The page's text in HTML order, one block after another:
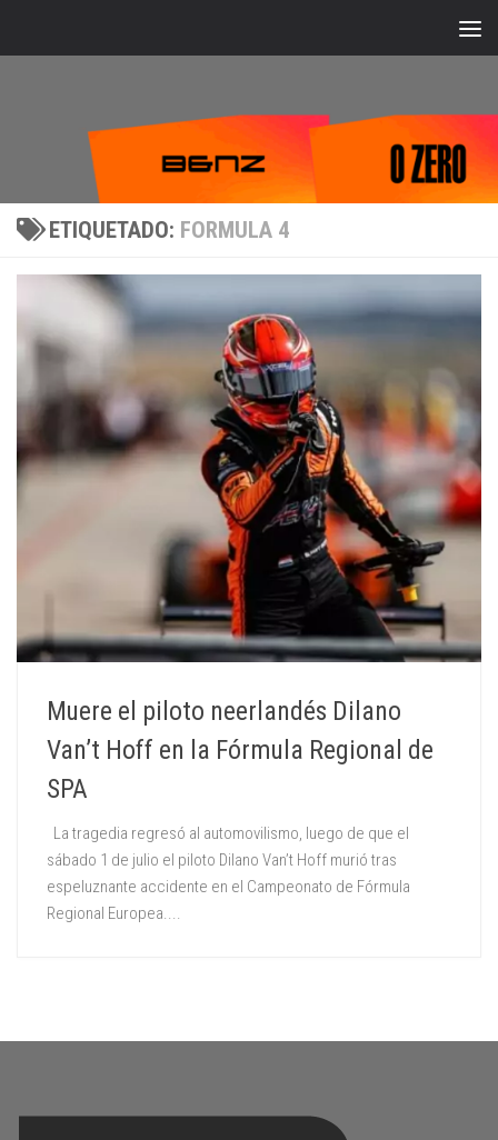
ETIQUETADO: FORMULA 4
Muere el piloto neerlandés Dilano
Van’t Hoff en la Fórmula Regional de
SPA
La tragedia regresó al automovilismo, luego de que el
sábado 1 de julio el piloto Dilano Van’t Hoff murió tras
espeluznante accidente en el Campeonato de Fórmula
Regional Europea....